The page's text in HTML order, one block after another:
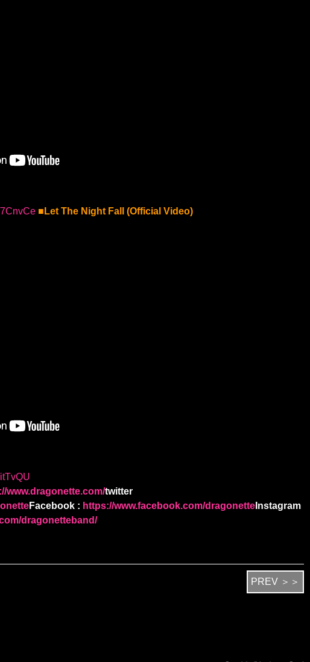
■Let The Night Fall (Official Video)
www.dragonette.com/twitter
Facebook : https://www.facebook.com/dragonette Instagram
dragonetteband/
PREV ＞＞